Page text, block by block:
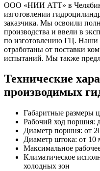
ООО «НИИ АТТ» в
изготовлении
заказчика. Мы освоили
производства и ввели в
по изготовлению ГЦ. Наши
отработаны от поставки
испытаний. Мы также
Технические
производимых
Габаритные размеры
Рабочий ход поршня:
Диаметр поршня: от
Диаметр штока: от 10
Максимальное
Климатическое
холодных зон